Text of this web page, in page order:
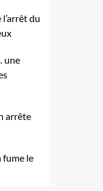
du
une
arrête
fume le